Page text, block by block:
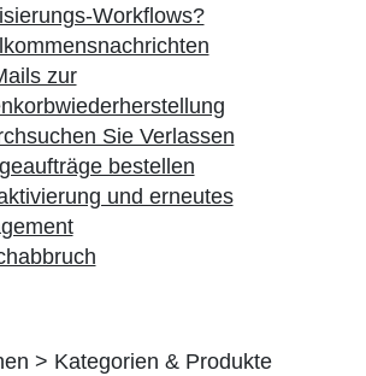
Workflows?
zur
Sie Verlassen
bestellen
und erneutes
> Kategorien & Produkte